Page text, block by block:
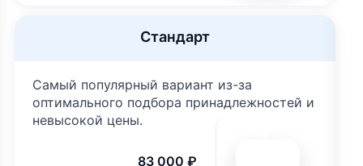
Стандарт
Самый популярный вариант из-за
оптимального подбора принадлежностей и
невысокой цены.
83 000 ₽